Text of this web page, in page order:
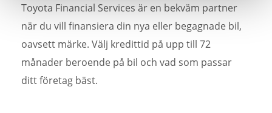
Toyota Financial Services är en bekväm partner
när du vill finansiera din nya eller begagnade bil,
oavsett märke. Välj kredittid på upp till 72
månader beroende på bil och vad som passar
ditt företag bäst.